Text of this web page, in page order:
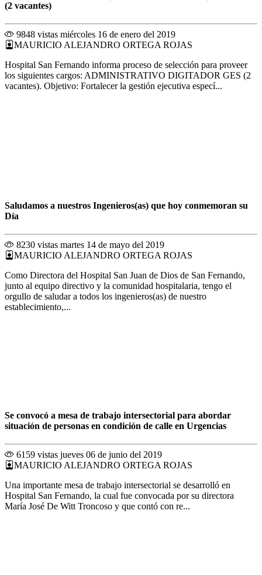
(2 vacantes)
9848 vistas miércoles 16 de enero del 2019
MAURICIO ALEJANDRO ORTEGA ROJAS
Hospital San Fernando informa proceso de selección para proveer
los siguientes cargos: ADMINISTRATIVO DIGITADOR GES (2
vacantes). Objetivo: Fortalecer la gestión ejecutiva especí...
Saludamos a nuestros Ingenieros(as) que hoy conmemoran su
Día
8230 vistas martes 14 de mayo del 2019
MAURICIO ALEJANDRO ORTEGA ROJAS
Como Directora del Hospital San Juan de Dios de San Fernando,
junto al equipo directivo y la comunidad hospitalaria, tengo el
orgullo de saludar a todos los ingenieros(as) de nuestro
establecimiento,...
Se convocó a mesa de trabajo intersectorial para abordar
situación de personas en condición de calle en Urgencias
6159 vistas jueves 06 de junio del 2019
MAURICIO ALEJANDRO ORTEGA ROJAS
Una importante mesa de trabajo intersectorial se desarrolló en
Hospital San Fernando, la cual fue convocada por su directora
María José De Witt Troncoso y que contó con re...